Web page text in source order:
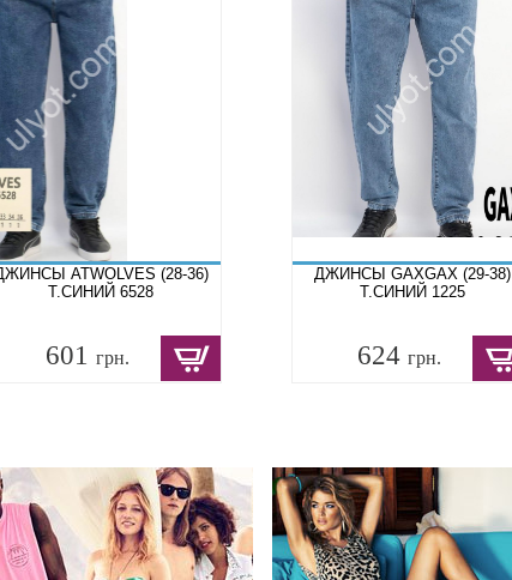
ATWOLVES (28-36)
Т.СИНИЙ 6528
601 грн.
ДЖИНСЫ GAXGAX (29-38)
Т.СИНИЙ 1225
624 грн.